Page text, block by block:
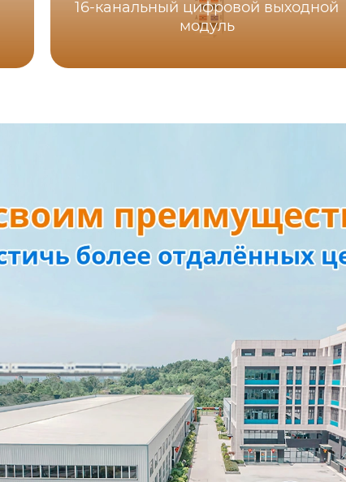
16-канальный цифровой выходной
модуль